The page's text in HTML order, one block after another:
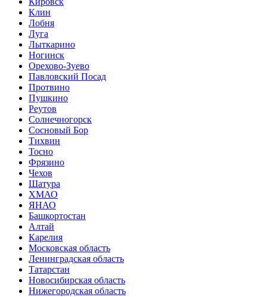
Клин
Лобня
Луга
Лыткарино
Ногинск
Орехово-Зуево
Павловский Посад
Протвино
Пушкино
Реутов
Солнечногорск
Сосновый Бор
Тихвин
Тосно
Фрязино
Чехов
Шатура
ХМАО
ЯНАО
Башкортостан
Алтай
Карелия
Московская область
Ленинградская область
Татарстан
Новосибирская область
Нижегородская область